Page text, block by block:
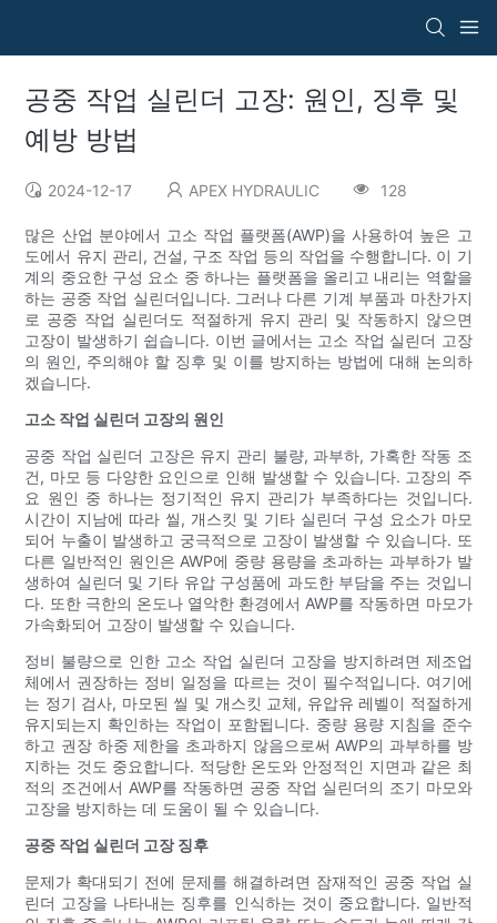
공중 작업 실린더 고장: 원인, 징후 및
예방 방법
2024-12-17 APEX HYDRAULIC 128
많은 산업 분야에서 고소 작업 플랫폼(AWP)을 사용하여 높은 고
도에서 유지 관리, 건설, 구조 작업 등의 작업을 수행합니다. 이 기
계의 중요한 구성 요소 중 하나는 플랫폼을 올리고 내리는 역할을
하는 공중 작업 실린더입니다. 그러나 다른 기계 부품과 마찬가지
로 공중 작업 실린더도 적절하게 유지 관리 및 작동하지 않으면
고장이 발생하기 쉽습니다. 이번 글에서는 고소 작업 실린더 고장
의 원인, 주의해야 할 징후 및 이를 방지하는 방법에 대해 논의하
겠습니다.
고소 작업 실린더 고장의 원인
공중 작업 실린더 고장은 유지 관리 불량, 과부하, 가혹한 작동 조
건, 마모 등 다양한 요인으로 인해 발생할 수 있습니다. 고장의 주
요 원인 중 하나는 정기적인 유지 관리가 부족하다는 것입니다.
시간이 지남에 따라 씰, 개스킷 및 기타 실린더 구성 요소가 마모
되어 누출이 발생하고 궁극적으로 고장이 발생할 수 있습니다. 또
다른 일반적인 원인은 AWP에 중량 용량을 초과하는 과부하가 발
생하여 실린더 및 기타 유압 구성품에 과도한 부담을 주는 것입니
다. 또한 극한의 온도나 열악한 환경에서 AWP를 작동하면 마모가
가속화되어 고장이 발생할 수 있습니다.
정비 불량으로 인한 고소 작업 실린더 고장을 방지하려면 제조업
체에서 권장하는 정비 일정을 따르는 것이 필수적입니다. 여기에
는 정기 검사, 마모된 씰 및 개스킷 교체, 유압유 레벨이 적절하게
유지되는지 확인하는 작업이 포함됩니다. 중량 용량 지침을 준수
하고 권장 하중 제한을 초과하지 않음으로써 AWP의 과부하를 방
지하는 것도 중요합니다. 적당한 온도와 안정적인 지면과 같은 최
적의 조건에서 AWP를 작동하면 공중 작업 실린더의 조기 마모와
고장을 방지하는 데 도움이 될 수 있습니다.
공중 작업 실린더 고장 징후
문제가 확대되기 전에 문제를 해결하려면 잠재적인 공중 작업 실
린더 고장을 나타내는 징후를 인식하는 것이 중요합니다. 일반적